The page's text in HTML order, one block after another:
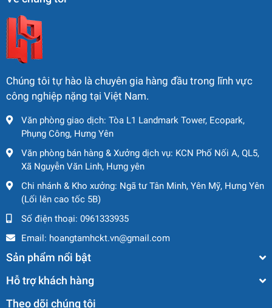
Chúng tôi tự hào là chuyên gia hàng đầu trong lĩnh vực
công nghiệp nặng tại Việt Nam.
Văn phòng giao dịch: Tòa L1 Landmark Tower, Ecopark,
Phụng Công, Hưng Yên
Văn phòng bán hàng & Xưởng dịch vụ: KCN Phố Nối A, QL5,
Xã Nguyễn Văn Linh, Hưng yên
Chi nhánh & Kho xưởng: Ngã tư Tân Minh, Yên Mỹ, Hưng Yên
(Lối lên cao tốc 5B)
Số điện thoại: 0961333935
Email: hoangtamhckt.vn@gmail.com
Sản phẩm nổi bật
Hỗ trợ khách hàng
Theo dõi chúng tôi